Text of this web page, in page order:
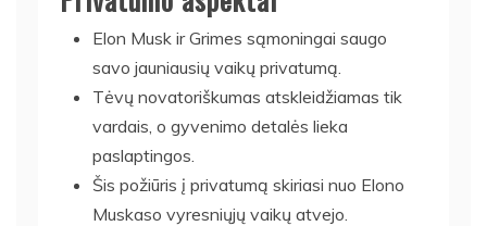
Elon Musk ir Grimes sąmoningai saugo
savo jauniausių vaikų privatumą.
Tėvų novatoriškumas atskleidžiamas tik
vardais, o gyvenimo detalės lieka
paslaptingos.
Šis požiūris į privatumą skiriasi nuo Elono
Muskaso vyresniųjų vaikų atvejo.